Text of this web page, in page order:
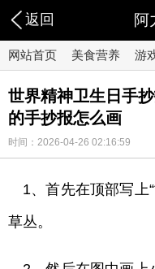
返回 阿
网站首页 美食营养 游
世界精神卫生日手
的手抄报怎么画
时间：2026-04-26 02:16:59
1、首先在顶部写上
草丛。